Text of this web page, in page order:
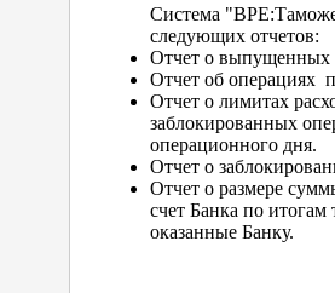
Система
следующих отчетов:
Отчет о выпущенных
Отчет об операциях
Отчет о лимитах
заблокированных
операционного дня.
Отчет о
Отчет о размере
счет Банка по
оказанные Банку.